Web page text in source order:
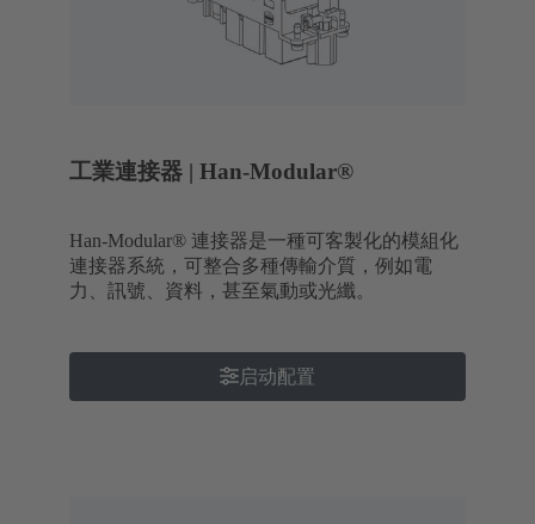
工業連接器 | Han-Modular®
Han-Modular® 連接器是一種可客製化的模組化
連接器系統，可整合多種傳輸介質，例如電
力、訊號、資料，甚至氣動或光纖。
启动配置